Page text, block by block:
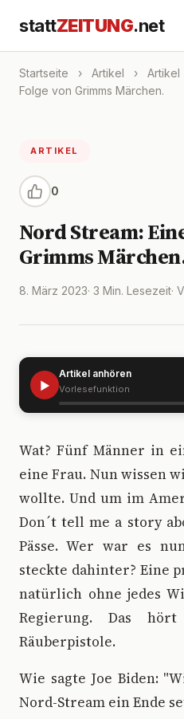
stattZEITUNG.net
Startseite › Artikel › Artikel
Folge von Grimms Märchen.
ARTIKEL
0
Nord Stream:
Grimms
8. März 2023· 3 Min. Lesezeit·
▶
Artikel anhören
Vorlesefunktion
Wat? Fünf Männer in
eine Frau. Nun wissen
wollte. Und um im
Don´t tell me a story
Pässe. Wer war es
steckte dahinter? Eine
natürlich ohne jedes
Regierung. Das
Räuberpistole.
Wie sagte Joe Biden:
Nord-Stream ein Ende